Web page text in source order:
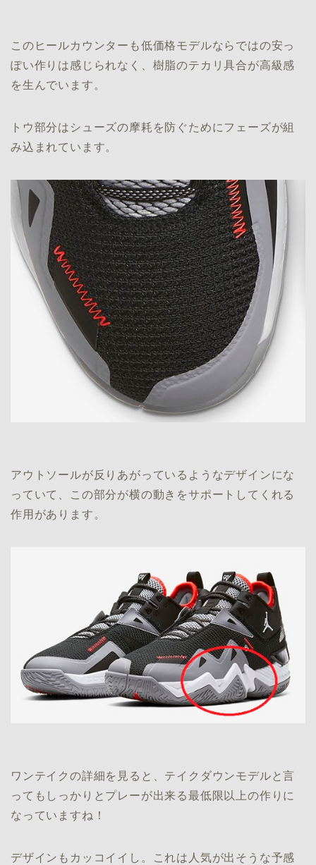
このヒールカウンターも低価格モデルならではの安っ
ぽい作りは感じられなく、樹脂のテカリ具合が高級感
を生んでいます。
トウ部分はシューズの摩耗を防ぐためにフェーズが組
み込まれています。
アウトソールが反りあがっているようなデザインにな
っていて、この部分が横の動きをサポートしてくれる
作用があります。
ワンテイクの詳細を見ると、テイクダウンモデルと言
ってもしっかりとプレーが出来る最低限以上の作りに
なっていますね！
デザインもカッコイイし。これは人気が出そうな予感